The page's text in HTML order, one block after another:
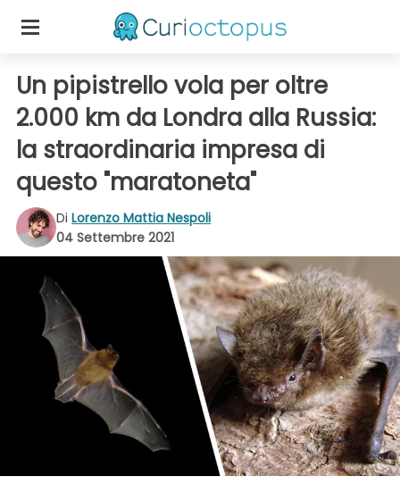
Un pipistrello vola per oltre
2.000 km da Londra alla Russia:
la straordinaria impresa di
questo "maratoneta"
Di Lorenzo Mattia Nespoli
04 Settembre 2021